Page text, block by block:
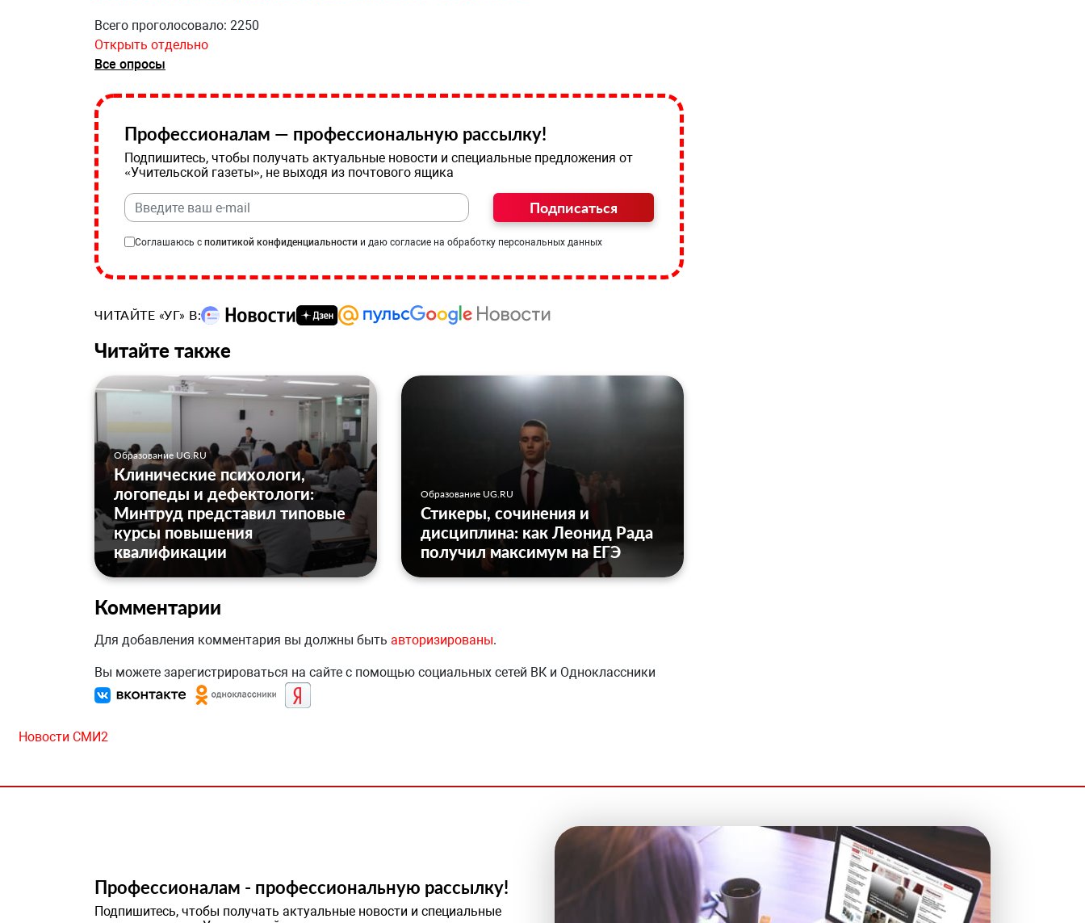
Всего проголосовало: 2250
Открыть отдельно
Все опросы
Профессионалам — профессиональную рассылку!
Подпишитесь, чтобы получать актуальные новости и специальные предложения от
«Учительской газеты», не выходя из почтового ящика
Подписаться
Соглашаюсь с политикой конфиденциальности и даю согласие на обработку персональных данных
ЧИТАЙТЕ «УГ» В:
Читайте также
Образование UG.RU
Клинические психологи,
логопеды и дефектологи:
Минтруд представил типовые
курсы повышения
квалификации
Образование UG.RU
Стикеры, сочинения и
дисциплина: как Леонид Рада
получил максимум на ЕГЭ
Комментарии
Для добавления комментария вы должны быть авторизированы.
Вы можете зарегистрироваться на сайте с помощью социальных сетей ВК и Одноклассники
Новости СМИ2
Профессионалам - профессиональную рассылку!
Подпишитесь, чтобы получать актуальные новости и специальные